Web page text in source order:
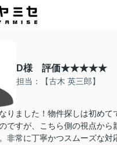
D様 評価★★★★★
担当：【古木 英三郎】
りました！物件探しは初めて
ですが、こちら側の視点から
非常に丁寧かつスムーズな対